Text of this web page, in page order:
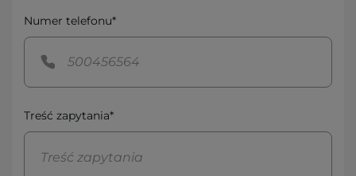
Numer telefonu*
Treść zapytania*